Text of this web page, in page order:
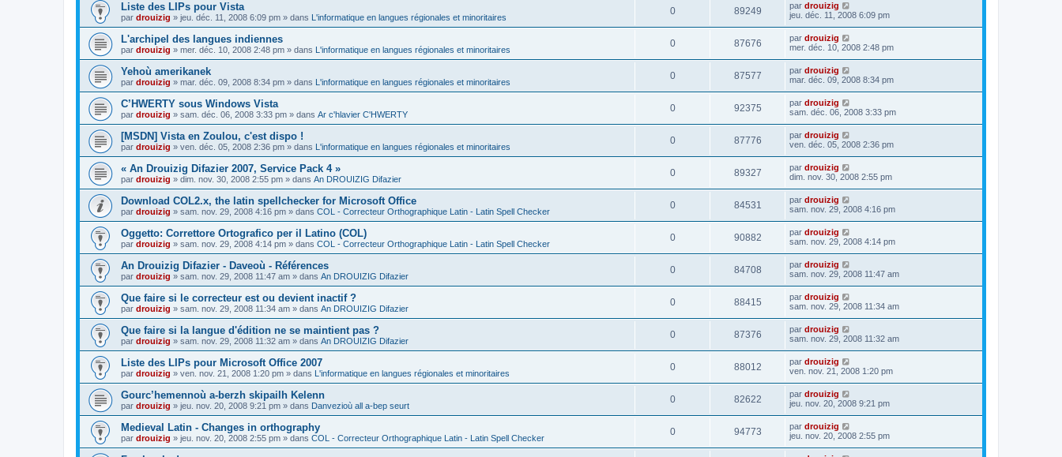
Liste des LIPs pour Vista
par drouizig » jeu. déc. 11, 2008 6:09 pm » dans L'informatique en langues régionales et minoritaires
0 89249 par drouizig
jeu. déc. 11, 2008 6:09 pm
L'archipel des langues indiennes
par drouizig » mer. déc. 10, 2008 2:48 pm » dans L'informatique en langues régionales et minoritaires
0 87676 par drouizig
mer. déc. 10, 2008 2:48 pm
Yehoù amerikanek
par drouizig » mar. déc. 09, 2008 8:34 pm » dans L'informatique en langues régionales et minoritaires
0 87577 par drouizig
mar. déc. 09, 2008 8:34 pm
C’HWERTY sous Windows Vista
par drouizig » sam. déc. 06, 2008 3:33 pm » dans Ar c'hlavier C'HWERTY
0 92375 par drouizig
sam. déc. 06, 2008 3:33 pm
[MSDN] Vista en Zoulou, c'est dispo !
par drouizig » ven. déc. 05, 2008 2:36 pm » dans L'informatique en langues régionales et minoritaires
0 87776 par drouizig
ven. déc. 05, 2008 2:36 pm
« An Drouizig Difazier 2007, Service Pack 4 »
par drouizig » dim. nov. 30, 2008 2:55 pm » dans An DROUIZIG Difazier
0 89327 par drouizig
dim. nov. 30, 2008 2:55 pm
Download COL2.x, the latin spellchecker for Microsoft Office
par drouizig » sam. nov. 29, 2008 4:16 pm » dans COL - Correcteur Orthographique Latin - Latin Spell Checker
0 84531 par drouizig
sam. nov. 29, 2008 4:16 pm
Oggetto: Correttore Ortografico per il Latino (COL)
par drouizig » sam. nov. 29, 2008 4:14 pm » dans COL - Correcteur Orthographique Latin - Latin Spell Checker
0 90882 par drouizig
sam. nov. 29, 2008 4:14 pm
An Drouizig Difazier - Daveoù - Références
par drouizig » sam. nov. 29, 2008 11:47 am » dans An DROUIZIG Difazier
0 84708 par drouizig
sam. nov. 29, 2008 11:47 am
Que faire si le correcteur est ou devient inactif ?
par drouizig » sam. nov. 29, 2008 11:34 am » dans An DROUIZIG Difazier
0 88415 par drouizig
sam. nov. 29, 2008 11:34 am
Que faire si la langue d'édition ne se maintient pas ?
par drouizig » sam. nov. 29, 2008 11:32 am » dans An DROUIZIG Difazier
0 87376 par drouizig
sam. nov. 29, 2008 11:32 am
Liste des LIPs pour Microsoft Office 2007
par drouizig » ven. nov. 21, 2008 1:20 pm » dans L'informatique en langues régionales et minoritaires
0 88012 par drouizig
ven. nov. 21, 2008 1:20 pm
Gourc’hemennoù a-berzh skipailh Kelenn
par drouizig » jeu. nov. 20, 2008 9:21 pm » dans Danvezioù all a-bep seurt
0 82622 par drouizig
jeu. nov. 20, 2008 9:21 pm
Medieval Latin - Changes in orthography
par drouizig » jeu. nov. 20, 2008 2:55 pm » dans COL - Correcteur Orthographique Latin - Latin Spell Checker
0 94773 par drouizig
jeu. nov. 20, 2008 2:55 pm